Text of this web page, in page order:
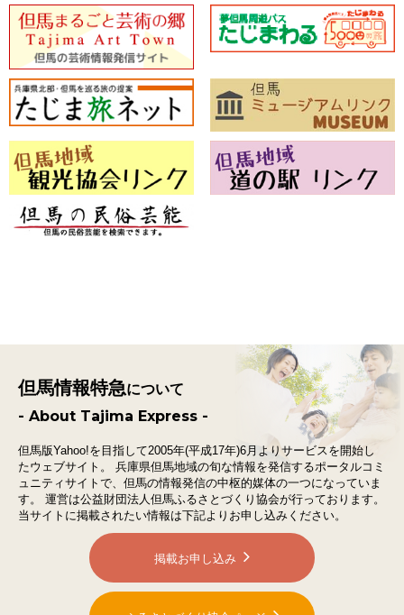
但馬情報特急について
- About Tajima Express -
但馬版Yahoo!を目指して2005年(平成17年)6月よりサービスを開始し
たウェブサイト。
兵庫県但馬地域の旬な情報を発信するポータルコミ
ュニティサイトで、 但馬の情報発信の中枢的媒体の一つになっていま
す。
運営は公益財団法人但馬ふるさとづくり協会が行っております。
当サイトに掲載されたい情報は下記よりお申し込みください。
掲載お申し込み